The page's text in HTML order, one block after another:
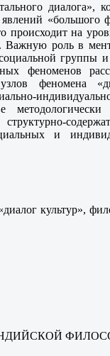
диалога»,
«большого
происходит на
Важную роль в
группы
феноменов
феномена
и
культур»,